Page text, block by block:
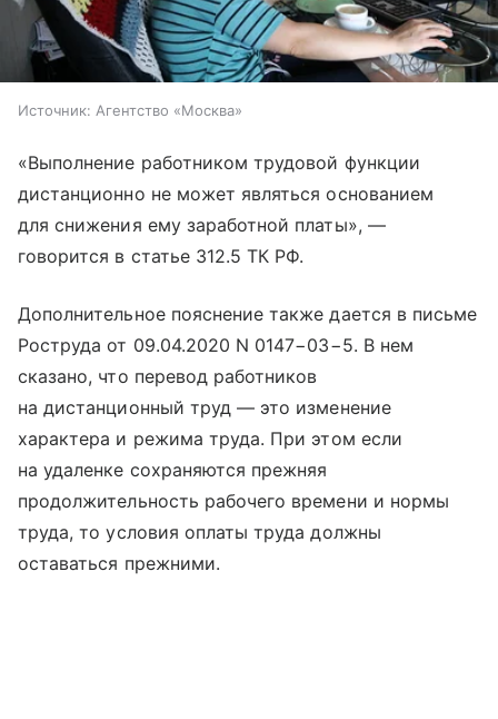
Источник: Агентство «Москва»
«Выполнение работником трудовой функции
дистанционно не может являться основанием
для снижения ему заработной платы», —
говорится в статье 312.5 ТК РФ.
Дополнительное пояснение также дается в письме
Роструда от 09.04.2020 N 0147−03−5. В нем
сказано, что перевод работников
на дистанционный труд — это изменение
характера и режима труда. При этом если
на удаленке сохраняются прежняя
продолжительность рабочего времени и нормы
труда, то условия оплаты труда должны
оставаться прежними.